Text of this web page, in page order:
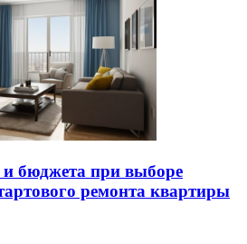
бюджета при выборе
ремонта квартиры